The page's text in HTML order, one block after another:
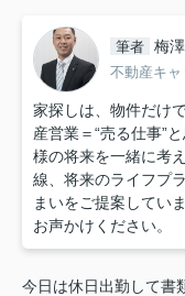
筆者 梅
不動産キ
家探しは、物件だけ
産営業＝“売る仕事”
様の将来を一緒に考
線、将来のライフプ
まいをご提案してい
お声かけください。
今日は休日出勤して書